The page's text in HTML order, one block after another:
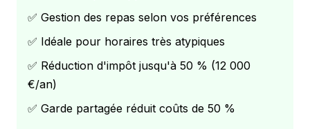
✅ Gestion des repas selon vos préférences
✅ Idéale pour horaires très atypiques
✅ Réduction d'impôt jusqu'à 50 % (12 000
€/an)
✅ Garde partagée réduit coûts de 50 %